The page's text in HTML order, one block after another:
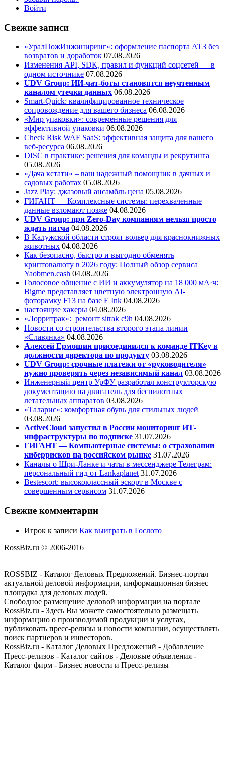
Войти
Свежие записи
«УралПожИнжиниринг»: оформление паспорта АТЗ без
возвратов и доработок 07.08.2026
Изменения API, SDK, правил и функций соцсетей — в
одном источнике 07.08.2026
UDV Group: ИИ-чат-боты становятся неучтенным
каналом утечки данных 06.08.2026
Smart-Quick: квалифицированное техническое
сопровождение для вашего бизнеса 06.08.2026
«Мир упаковки»: современные решения для
эффективной упаковки 06.08.2026
Check Risk WAF SaaS: эффективная защита для вашего
веб-ресурса 06.08.2026
DISC в практике: решения для команды и рекрутинга
05.08.2026
«Дача кстати» – ваш надежный помощник в дачных и
садовых работах 05.08.2026
Jazz Play: джазовый ансамбль цена 05.08.2026
ГИГАНТ — Комплексные системы: перехваченные
данные взломают позже 04.08.2026
UDV Group: при Zero-Day компаниям нельзя просто
ждать патча 04.08.2026
В Калужской области строят вольер для краснокнижных
животных 04.08.2026
Как безопасно, быстро и выгодно обменять
криптовалюту в 2026 году: Полный обзор сервиса
Yaobmen.cash 04.08.2026
Голосовое общение с ИИ и аккумулятор на 18 000 мА·ч:
Bigme представляет цветную электронную AI-
фоторамку F13 на базе E Ink 04.08.2026
настоящие хакеры 04.08.2026
«Лорритрак»: ремонт sitrak c9h 04.08.2026
Новости со строительства второго этапа линии
«Славянка» 04.08.2026
Алексей Ермошин присоединился к команде ITKey в
должности директора по продукту 03.08.2026
UDV Group: срочные платежи от «руководителя»
нужно проверять через независимый канал 03.08.2026
Инженерный центр УрФУ разработал конструкторскую
документацию на двигатель для беспилотных
летательных аппаратов 03.08.2026
«Таларис»: комфортная обувь для стильных людей
03.08.2026
ActiveCloud запустил в России мониторинг ИТ-
инфраструктуры по подписке 31.07.2026
ГИГАНТ — Компьютерные системы: о страховании
киберрисков на российском рынке 31.07.2026
Каналы о Шри-Ланке и чаты в мессенджере Телеграм:
персональный гид от Lankaplanet 31.07.2026
Bestescort: высококлассный эскорт в Москве с
совершенным сервисом 31.07.2026
Свежие комментарии
Игрок к записи Как выиграть в Гослото
RossBiz.ru © 2006-2016
ROSSBIZ - Каталог Деловых Предложений. Бизнес-портал
актуальной деловой информации, информационная бизнес
площадка для деловых людей.
Свободное размещение деловой информации на портале
RossBiz.ru - Здесь Вы можете самостоятельно размещать
информацию о производимой продукции и услугах,
публиковать пресс-релизы и новости компании, осуществлять
поиск партнеров и инвесторов.
RossBiz.ru - Каталог Деловых Предложений - Добавление
Пресс-релизов - Каталог сайтов - Деловые объявления -
Каталог фирм - Бизнес новости и Пресс-релизы